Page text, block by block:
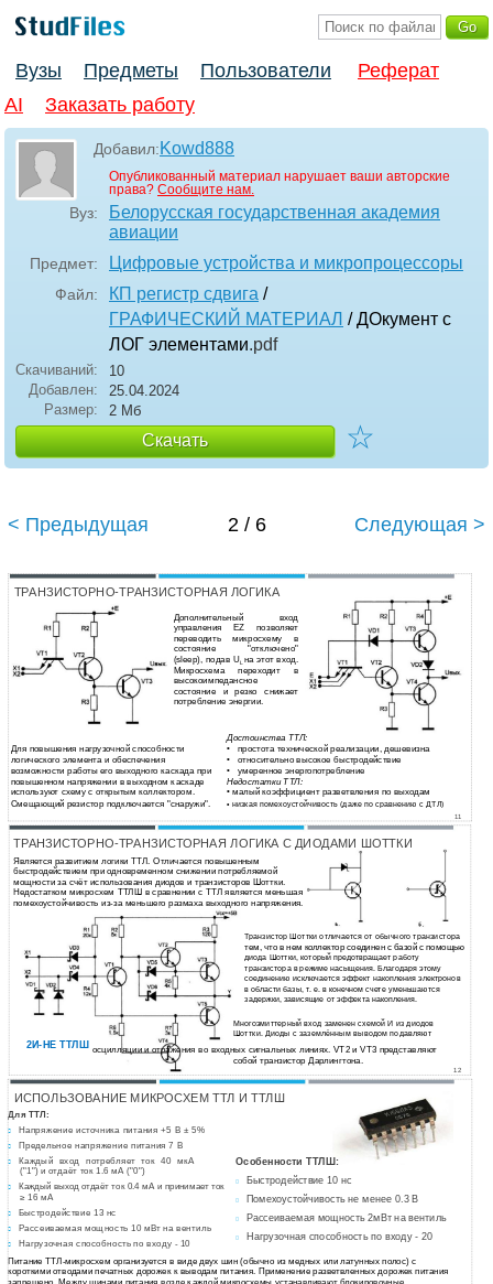
Вузы Предметы Пользователи
Реферат
AI
Заказать работу
Добавил:Kowd888
Опубликованный материал нарушает ваши авторские
права? Сообщите нам.
Вуз:
Белорусская государственная академия
авиации
Предмет: Цифровые устройства и микропроцессоры
Файл: КП регистр сдвига /
ГРАФИЧЕСКИЙ МАТЕРИАЛ / ДОкумент с
ЛОГ элементами.pdf
Скачиваний:
10
Добавлен:
25.04.2024
Размер:
2 Мб
Скачать ☆
< Предыдущая 2 / 6 Следующая >
ТРАНЗИСТОРНО-ТРАНЗИСТОРНАЯ ЛОГИКА
Дополнительный вход
управления EZ позволяет
переводить микросхему в
состояние "отключено"
(sleep), подав UL на этот вход.
Микросхема переходит в
высокоимпедансное
состояние и резко снижает
потребление энергии.
Достоинства ТТЛ:
Для повышения нагрузочной способности
•
простота технической реализации, дешевизна
логического элемента и обеспечения
• относительно высокое быстродействие
возможности работы его выходного каскада при •
умеренное энергопотребление
повышенном напряжении в выходном каскаде
Недостатки ТТЛ:
используют схему с открытым коллектором.
• малый коэффициент разветвления по выходам
Смещающий резистор подключается "снаружи".
• низкая помехоустойчивость (даже по сравнению с ДТЛ)
11
ТРАНЗИСТОРНО-ТРАНЗИСТОРНАЯ ЛОГИКА С ДИОДАМИ ШОТТКИ
Является развитием логики ТТЛ. Отличается повышенным
быстродействием при одновременном снижении потребляемой
мощности за счёт использования диодов и транзисторов Шоттки.
Недостатком микросхем ТТЛШ в сравнении с ТТЛ является меньшая
помехоустойчивость из-за меньшего размаха выходного напряжения.
Транзистор Шоттки отличается от обычного транзистора
тем, что в нем коллектор соединен с базой с помощью
диода Шоттки, который предотвращает работу
транзистора в режиме насыщения. Благодаря этому
соединению исключается эффект накопления электронов
в области базы, т. е. в конечном счете уменьшаются
задержки, зависящие от эффекта накопления.
Многоэмиттерный вход заменен схемой И из диодов
Шоттки. Диоды с заземлённым выводом подавляют
2И-НЕ ТТЛШ осцилляции и отражения во входных сигнальных линиях. VT2 и VT3 представляют
собой транзистор Дарлингтона.
12
ИСПОЛЬЗОВАНИЕ МИКРОСХЕМ ТТЛ И ТТЛШ
Для ТТЛ:
 Напряжение источника питания +5 В ± 5%
 Предельное напряжение питания 7 В
 Каждый вход потребляет ток 40 мкА
("1") и отдаёт ток 1.6 мА ("0")
 Каждый выход отдаёт ток 0.4 мА и принимает ток
≥ 16 мА
 Быстродействие 13 нс
 Рассеиваемая мощность 10 мВт на вентиль
 Нагрузочная способность по входу - 10
Особенности ТТЛШ:
 Быстродействие 10 нс
 Помехоустойчивость не менее 0.3 В
 Рассеиваемая мощность 2мВт на вентиль
 Нагрузочная способность по входу - 20
Питание ТТЛ-микросхем организуется в виде двух шин (обычно из медных или латунных полос) с
короткими отводами печатных дорожек к выводам питания. Применение разветвленных дорожек питания